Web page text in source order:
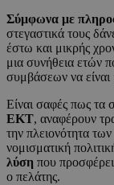
Σύμφωνα με
στεγαστικά τους
έστω και μικρής
μια συνήθεια ετών
συμβάσεων να είναι
Είναι σαφές πως τα
ΕΚΤ, αναφέρουν
την πλειονότητα
νομισματική
λύση που
ο πελάτης.